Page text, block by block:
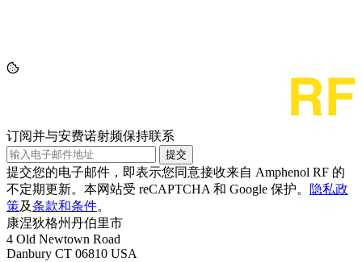
订阅并与安费诺射频保持联系
提交
提交您的电子邮件，即表示您同意接收来自 Amphenol RF 的
不定期更新。本网站受 reCAPTCHA 和 Google 保护。
隐私政
策及条款和条件。
康涅狄格州丹伯里市
4 Old Newtown Road
Danbury CT 06810 USA